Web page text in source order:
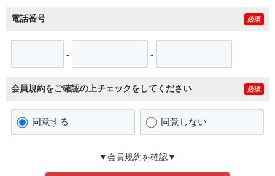
電話番号 必須
- -
会員規約をご確認の上チェックをしてください 必須
同意する 同意しない
▼会員規約を確認▼